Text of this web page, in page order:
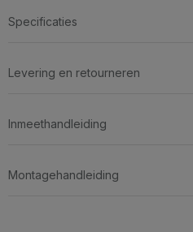
Specificaties
Levering en retourneren
Inmeethandleiding
Montagehandleiding